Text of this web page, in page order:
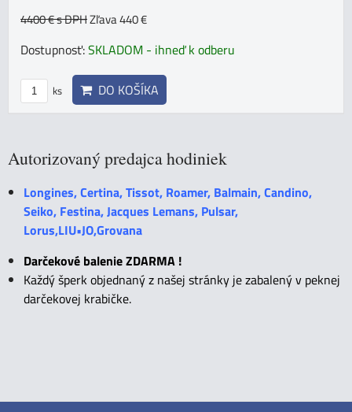
4400 €s DPHZľava 440 €
Dostupnosť:SKLADOM - ihneď k odberu
ks DO KOŠÍKA
Autorizovaný predajca hodiniek
Longines, Certina, Tissot, Roamer, Balmain, Candino,
Seiko, Festina, Jacques Lemans, Pulsar,
Lorus,LIU•JO,Grovana
Darčekové balenie ZDARMA !
Každý šperk objednaný z našej stránky je zabalený v peknej
darčekovej krabičke.